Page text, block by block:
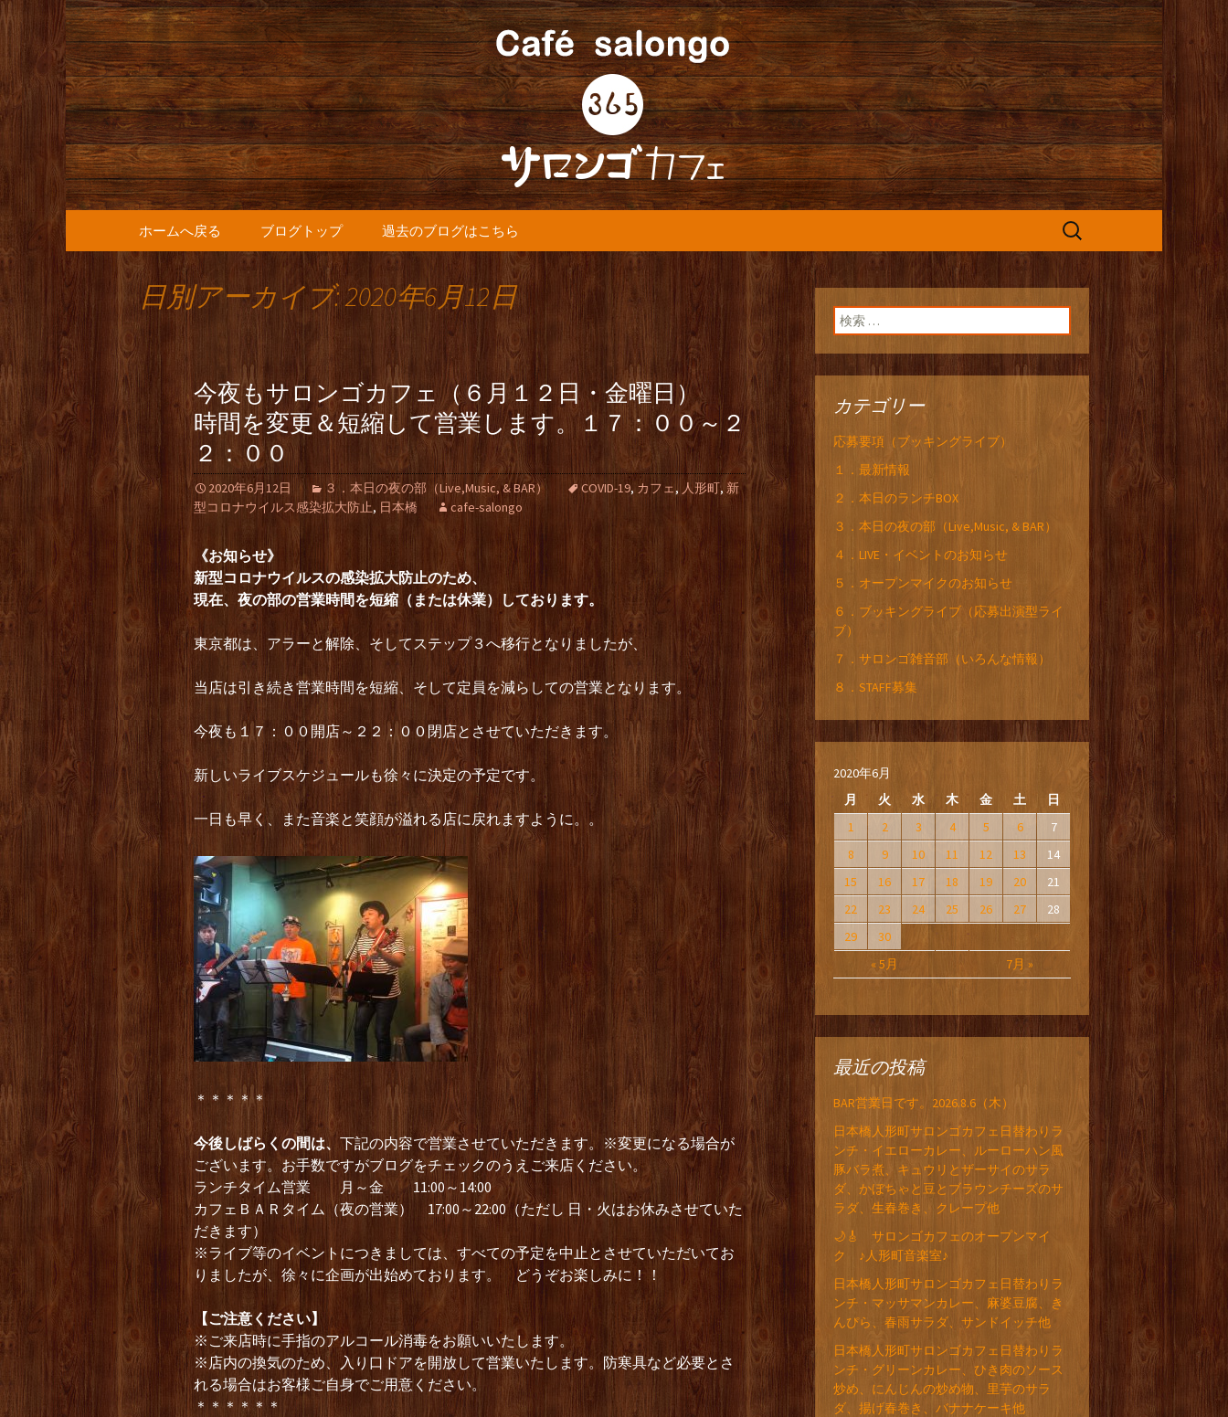
人形町の『365(サロンゴ)カフェ』よりお
知らせ
人形町の音楽カフェ『365カフェ』より最新情報をお届けします。
コンテンツへ移動
ホームへ戻る ブログトップ 過去のブログはこちら
検
日別アーカイブ: 2020年6月12日
今夜もサロンゴカフェ（６月１２日・金曜日）
時間を変更＆短縮して営業します。１７：００～２
２：００
2020年6月12日 ３．本日の夜の部（Live,Music, & BAR） COVID-19, カフェ, 人形町, 新
型コロナウイルス感染拡大防止, 日本橋 cafe-salongo
《お知らせ》
新型コロナウイルスの感染拡大防止のため、
現在、夜の部の営業時間を短縮（または休業）しております。
東京都は、アラーと解除、そしてステップ３へ移行となりましたが、
当店は引き続き営業時間を短縮、そして定員を減らしての営業となります。
今夜も１７：００開店～２２：００閉店とさせていただきます。
新しいライブスケジュールも徐々に決定の予定です。
一日も早く、また音楽と笑顔が溢れる店に戻れますように。。
＊＊＊＊＊
今後しばらくの間は、 下記の内容で営業させていただきます。※変更になる場合が
ございます。お手数ですがブログをチェックのうえご来店ください。
ランチタイム営業 月～金 11:00～14:00
カフェＢＡＲタイム（夜の営業） 17:00～22:00（ただし 日・火はお休みさせていた
だきます）
※ライブ等のイベントにつきましては、すべての予定を中止とさせていただいてお
りましたが、徐々に企画が出始めております。 どうぞお楽しみに！！
【ご注意ください】
※ご来店時に手指のアルコール消毒をお願いいたします。
※店内の換気のため、入り口ドアを開放して営業いたします。防寒具など必要とさ
れる場合はお客様ご自身でご用意ください。
＊＊＊＊＊＊
検索:
カテゴリー
応募要項（ブッキングライブ）
１．最新情報
２．本日のランチBOX
３．本日の夜の部（Live,Music, & BAR）
４．LIVE・イベントのお知らせ
５．オープンマイクのお知らせ
６．ブッキングライブ（応募出演型ライ
ブ）
７．サロンゴ雑音部（いろんな情報）
８．STAFF募集
2020年6月
月
火 水 木 金 土 日
« 5月 7月 »
1 2 3 4 5 6
7
8
9 10 11 12 13
14
15
16 17 18 19 20
21
22
23 24 25 26 27
28
29
30
最近の投稿
BAR営業日です。2026.8.6（木）
日本橋人形町サロンゴカフェ日替わりラ
ンチ・イエローカレー、ルーローハン風
豚バラ煮、キュウリとザーサイのサラ
ダ、かぼちゃと豆とブラウンチーズのサ
ラダ、生春巻き、クレープ他
🌙🎸 サロンゴカフェのオープンマイ
ク ♪人形町音楽室♪
日本橋人形町サロンゴカフェ日替わりラ
ンチ・マッサマンカレー、麻婆豆腐、き
んぴら、春雨サラダ、サンドイッチ他
日本橋人形町サロンゴカフェ日替わりラ
ンチ・グリーンカレー、ひき肉のソース
炒め、にんじんの炒め物、里芋のサラ
ダ、揚げ春巻き、バナナケーキ他